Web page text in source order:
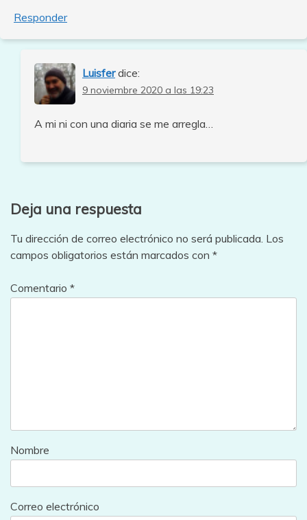
Responder
Luisfer dice:
9 noviembre 2020 a las 19:23
A mi ni con una diaria se me arregla…
Deja una respuesta
Tu dirección de correo electrónico no será publicada. Los
campos obligatorios están marcados con *
Comentario *
Nombre
Correo electrónico